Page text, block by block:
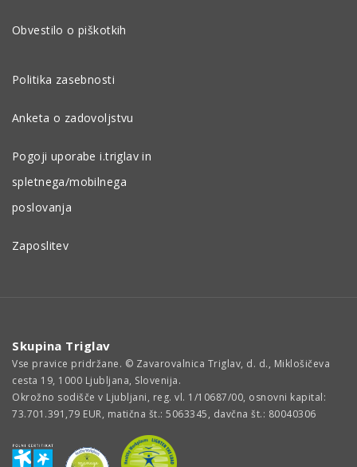
Obvestilo o piškotkih
Politika zasebnosti
Anketa o zadovoljstvu
Pogoji uporabe i.triglav in
spletnega/mobilnega
poslovanja
Zaposlitev
Skupina Triglav
Vse pravice pridržane. © Zavarovalnica Triglav, d. d., Miklošičeva
cesta 19, 1000 Ljubljana, Slovenija.
Okrožno sodišče v Ljubljani, reg. vl. 1/10687/00, osnovni kapital:
73.701.391,79 EUR, matična št.: 5063345, davčna št.: 80040306